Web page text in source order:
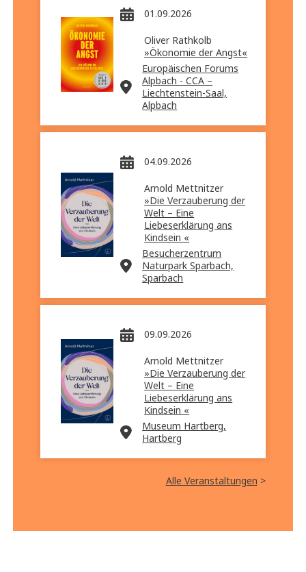
01.09.2026
Oliver Rathkolb
»Ökonomie der Angst«
Europäischen Forums
Alpbach - CCA –
Liechtenstein-Saal,
Alpbach
04.09.2026
Arnold Mettnitzer
»Die Verzauberung der
Welt – Eine
Liebeserklärung ans
Kindsein «
Besucherzentrum
Naturpark Sparbach,
Sparbach
09.09.2026
Arnold Mettnitzer
»Die Verzauberung der
Welt – Eine
Liebeserklärung ans
Kindsein «
Museum Hartberg,
Hartberg
Alle Veranstaltungen >